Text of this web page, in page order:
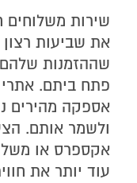
שירות משלוחים
את שביעות
שההזמנות
פתח ביתם. אתרי
אספקה מהירים
ולשמר אותם.
אקספרס או
עוד יותר את